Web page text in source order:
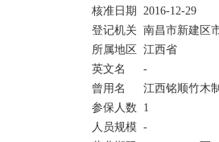
核准日期	2016-12-29
登记机关	南昌市新建区市场和质量监督管理局
所属地区	江西省
英文名	-
曾用名	江西铭顺竹木制品有限公司
参保人数	1
人员规模	-